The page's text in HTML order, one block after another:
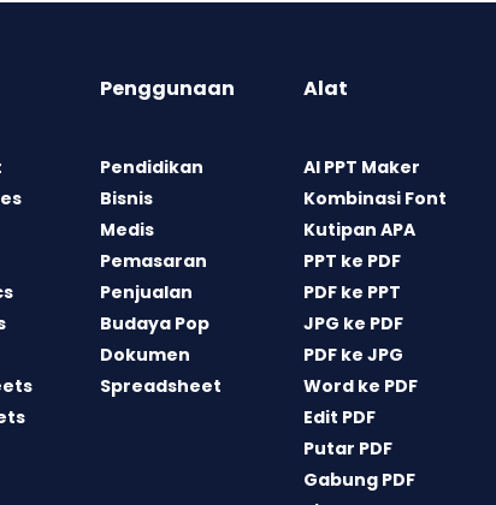
Penggunaan
Pendidikan
Bisnis
Medis
Pemasaran
Penjualan
Budaya Pop
Dokumen
Spreadsheet
Alat
AI PPT Maker
Kombinasi Font
Kutipan APA
PPT ke PDF
PDF ke PPT
JPG ke PDF
PDF ke JPG
Word ke PDF
Edit PDF
Putar PDF
Gabung PDF